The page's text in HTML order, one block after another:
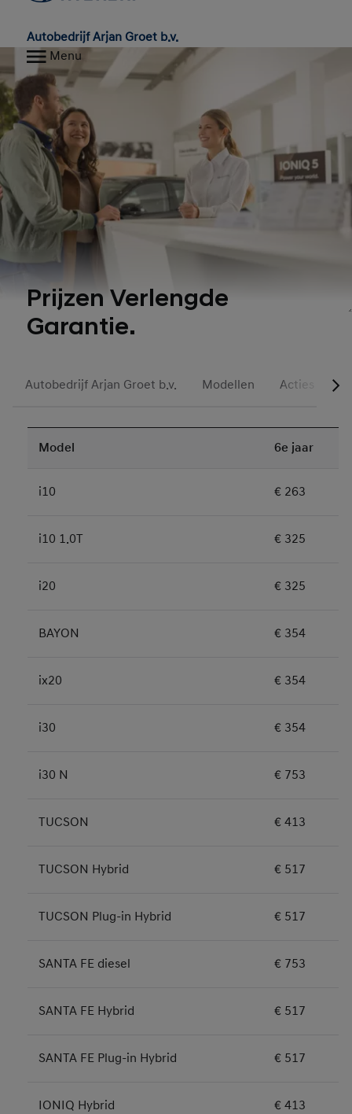
Autobedrijf Arjan Groet b.v.
Menu
Prijzen Verlengde
Garantie.
Autobedrijf Arjan Groet b.v. Modellen Acties
Model 6e jaar
i10 € 263
i10 1.0T € 325
i20 € 325
BAYON € 354
ix20 € 354
i30 € 354
i30 N € 753
TUCSON € 413
TUCSON Hybrid € 517
TUCSON Plug-in Hybrid € 517
SANTA FE diesel € 753
SANTA FE Hybrid € 517
SANTA FE Plug-in Hybrid € 517
IONIQ Hybrid € 413